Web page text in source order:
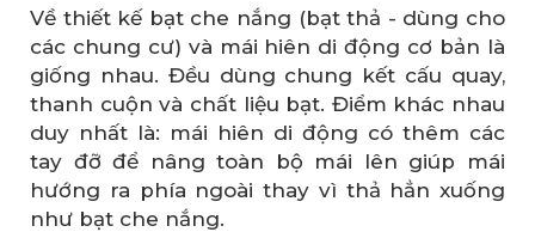
Về thiết kế bạt che nắng (bạt thả - dùng cho
các chung cư) và mái hiên di động cơ bản là
giống nhau. Đều dùng chung kết cấu quay,
thanh cuộn và chất liệu bạt. Điểm khác nhau
duy nhất là: mái hiên di động có thêm các
tay đỡ để nâng toàn bộ mái lên giúp mái
hướng ra phía ngoài thay vì thả hẳn xuống
như bạt che nắng.